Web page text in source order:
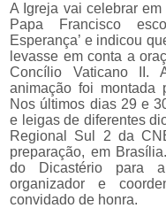
A Igreja vai celebrar
Papa Francisco
Esperança’ e indicou
levasse em conta a
Concílio Vaticano II.
animação foi montada
Nos últimos dias 29 e
e leigas de diferentes
Regional Sul 2 da
preparação, em Brasília.
do Dicastério para
organizador e
convidado de honra.